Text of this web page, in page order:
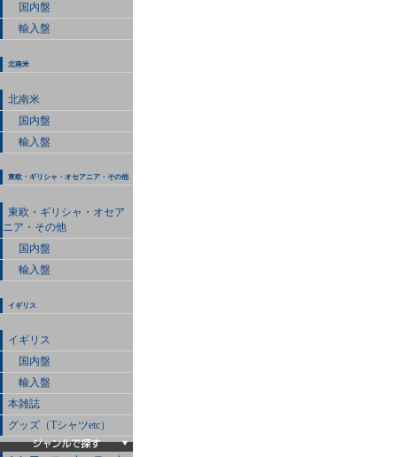
国内盤
輸入盤
北南米
北南米
国内盤
輸入盤
東欧・ギリシャ・オセアニア・その他
東欧・ギリシャ・オセア
ニア・その他
国内盤
輸入盤
イギリス
イギリス
国内盤
輸入盤
本雑誌
グッズ（Tシャツetc）